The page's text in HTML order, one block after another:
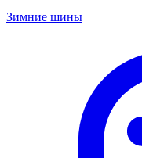
Зимние шины